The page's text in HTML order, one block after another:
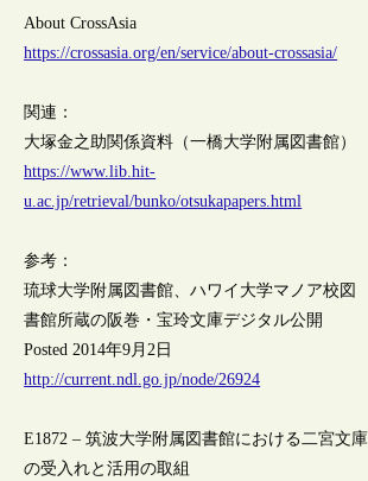
About CrossAsia
https://crossasia.org/en/service/about-crossasia/
関連：
大塚金之助関係資料（一橋大学附属図書館）
https://www.lib.hit-
u.ac.jp/retrieval/bunko/otsukapapers.html
参考：
琉球大学附属図書館、ハワイ大学マノア校図
書館所蔵の阪巻・宝玲文庫デジタル公開
Posted 2014年9月2日
http://current.ndl.go.jp/node/26924
E1872 – 筑波大学附属図書館における二宮文庫
の受入れと活用の取組